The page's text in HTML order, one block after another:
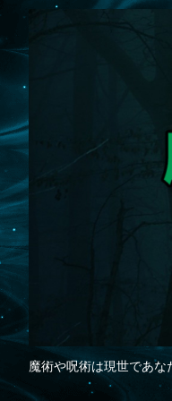
魔術や呪術は現世であ